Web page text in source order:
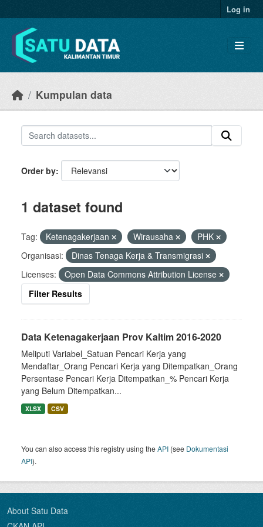
Log in
Kumpulan data
Order by
1 dataset found
Tag: Ketenagakerjaan Wirausaha
PHK
Organisasi:
Dinas Tenaga Kerja & Transmigrasi
Licenses:
Open Data Commons Attribution License
Filter Results
Data Ketenagakerjaan Prov Kaltim 2016-2020
Meliputi Variabel_Satuan Pencari Kerja yang
Mendaftar_Orang Pencari Kerja yang Ditempatkan_Orang
Persentase Pencari Kerja Ditempatkan_% Pencari Kerja
yang Belum Ditempatkan...
XLSX CSV
You can also access this registry using theAPI (see Dokumentasi
API).
About Satu Data